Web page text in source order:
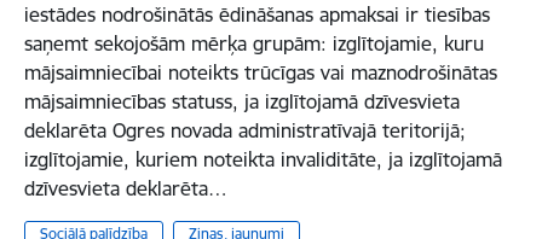
iestādes nodrošinātās ēdināšanas apmaksai ir tiesības
saņemt sekojošām mērķa grupām: izglītojamie, kuru
mājsaimniecībai noteikts trūcīgas vai maznodrošinātas
mājsaimniecības statuss, ja izglītojamā dzīvesvieta
deklarēta Ogres novada administratīvajā teritorijā;
izglītojamie, kuriem noteikta invaliditāte, ja izglītojamā
dzīvesvieta deklarēta…
Sociālā palīdzība Ziņas, jaunumi